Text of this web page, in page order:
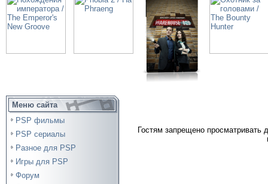
Меню сайта
PSP фильмы
PSP сериалы
Разное для PSP
Игры для PSP
Форум
Гостям запрещено просматривать